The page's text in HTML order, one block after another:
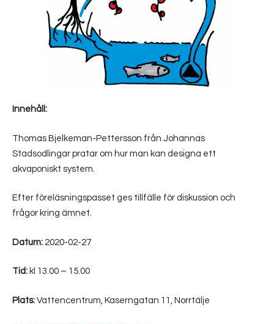
Innehåll:
Thomas Bjelkeman-Pettersson från Johannas
Stadsodlingar pratar om hur man kan designa ett
akvaponiskt system.
Efter föreläsningspasset ges tillfälle för diskussion och
frågor kring ämnet.
Datum: 2020-02-27
Tid: kl 13.00 – 15.00
Plats: Vattencentrum, Kaserngatan 11, Norrtälje